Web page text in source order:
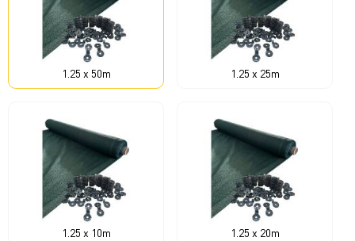
1.25 x 50m 1.25 x 25m
1.25 x 10m 1.25 x 20m